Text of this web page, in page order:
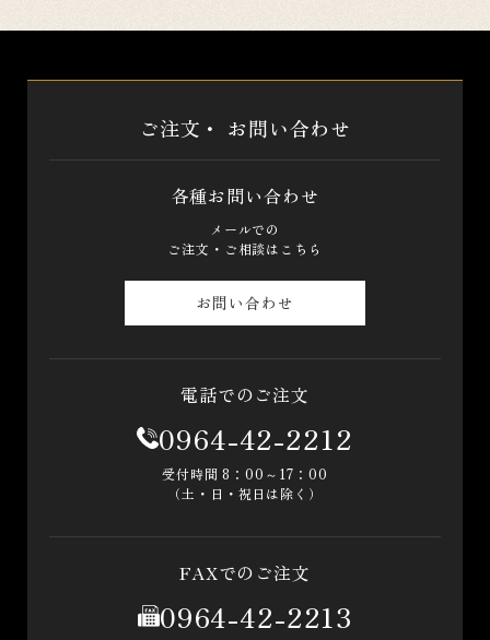
ご注文・ お問い合わせ
各種お問い合わせ
メールでの
ご注文・ご相談はこちら
お問い合わせ
電話でのご注文
0964-42-2212
受付時間 8：00～17：00
（土・日・祝日は除く）
FAXでのご注文
0964-42-2213